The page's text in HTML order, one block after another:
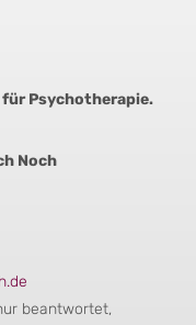
Psychotherapie.
Noch
beantwortet,